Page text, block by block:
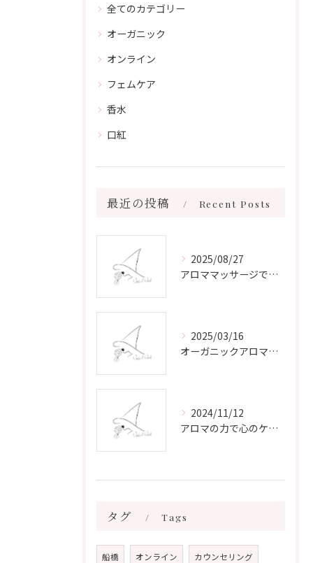
全てのカテゴリー
オーガニック
オンライン
フェムケア
香水
口紅
最近の投稿 Recent Posts
2025/08/27
アロママッサージで叶える心身リラックスと健康維持の新習慣ガイド
2025/03/16
オーガニックアロマで心と体を癒す
2024/11/12
アロマの力で心のケアをする方法
タグ Tags
船橋 オンライン カウンセリング